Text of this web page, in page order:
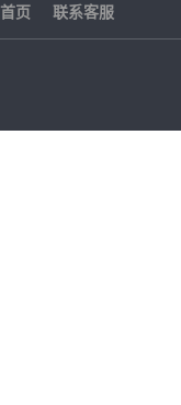
首页 联系客服